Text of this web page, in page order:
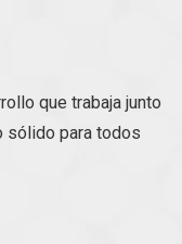
que trabaja junto
sólido para todos